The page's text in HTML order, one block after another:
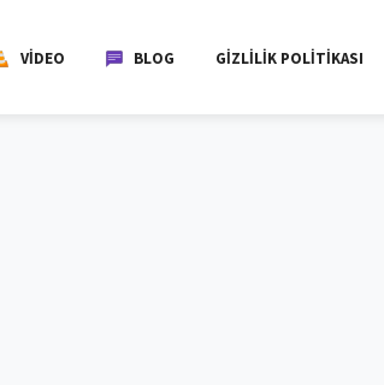
VIDEO BLOG GIZLILIK POLITIKASI